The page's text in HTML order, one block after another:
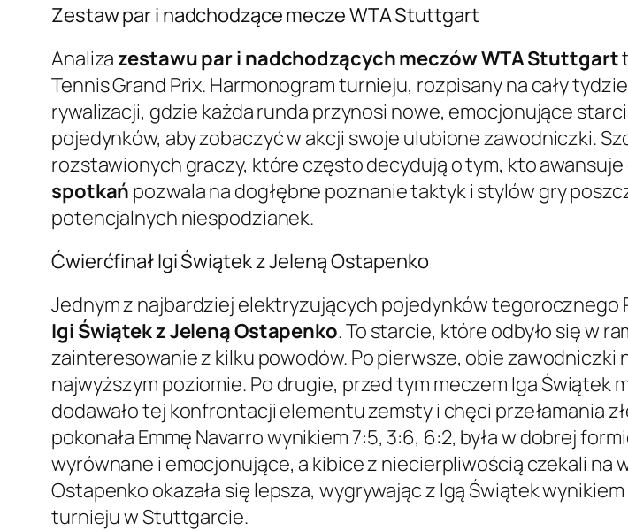
Zestaw par i nadchodzące mecze WTA Stuttgart
Analizazestawu par i nadchodzących meczów WTA Stuttgart
Tennis Grand Prix. Harmonogram turnieju, rozpisany na cały
rywalizacji, gdzie każda runda przynosi nowe, emocjonujące
pojedynków, aby zobaczyć w akcji swoje ulubione zawodniczki.
rozstawionych graczy, które często decydują o tym, kto
spotkań pozwala na dogłębne poznanie taktyk i stylów gry
potencjalnych niespodzianek.
Ćwierćfinał Igi Świątek z Jeleną Ostapenko
Jednym z najbardziej elektryzujących pojedynków tegorocznego
Igi Świątek z Jeleną Ostapenko. To starcie, które odbyło się w
zainteresowanie z kilku powodów. Po pierwsze, obie
najwyższym poziomie. Po drugie, przed tym meczem Iga Świątek
dodawało tej konfrontacji elementu zemsty i chęci przełamania
pokonała Emmę Navarro wynikiem 7:5, 3:6, 6:2, była w dobrej
wyrównane i emocjonujące, a kibice z niecierpliwością czekali
Ostapenko okazała się lepsza, wygrywając z Igą Świątek wynikiem
turnieju w Stuttgarcie.